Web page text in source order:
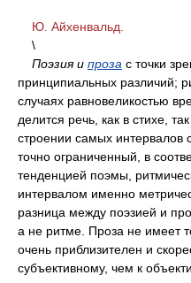
Ю. Айхенвальд.
\
Поэзия и проза с точки
принципиальных различий;
случаях равновеликостью
делится речь, как в стихе,
строении самых интервалов
точно ограниченный, в
тенденцией поэмы,
интервалом именно
разница между поэзией и
а не ритме. Проза не имеет
очень приблизителен и
субъективному, чем к